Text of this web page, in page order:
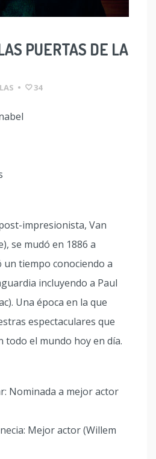
PUERTAS DE LA
• 34
impresionista, Van
se mudó en 1886 a
un tiempo conociendo a
incluyendo a Paul
Una época en la que
espectaculares que
todo el mundo hoy en día.
Nominada a mejor actor
Mejor actor (Willem